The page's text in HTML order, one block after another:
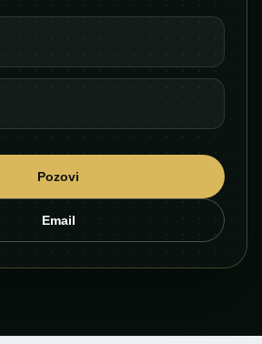
Pozovi
Email